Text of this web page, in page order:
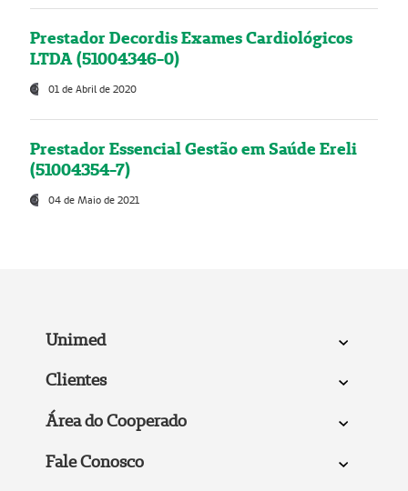
Prestador Decordis Exames Cardiológicos
LTDA (51004346-0)
01 de Abril de 2020
Prestador Essencial Gestão em Saúde Ereli
(51004354-7)
04 de Maio de 2021
Unimed
Clientes
Área do Cooperado
Fale Conosco